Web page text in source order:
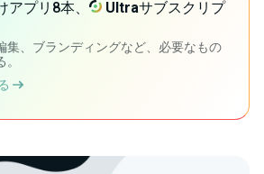
アプリ8本、 Ultraサブスクリプ
集、ブランディングなど、必要なもの